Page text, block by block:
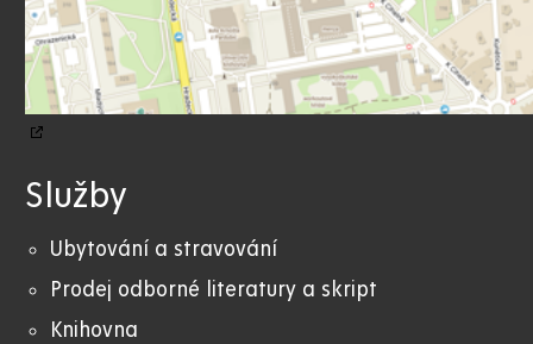
Služby
Ubytování a stravování
Prodej odborné literatury a skript
Knihovna